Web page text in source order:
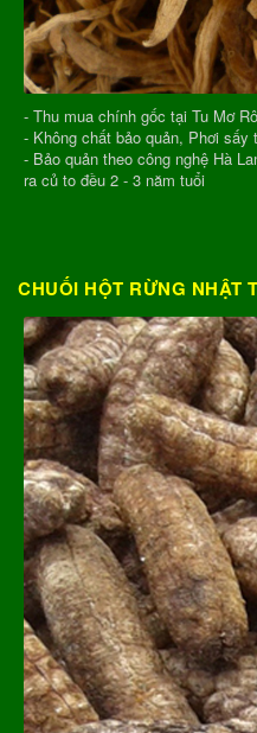
- Thu mua chính gốc tại Tu Mơ
- Không chất bảo quản, Phơi
- Bảo quản theo công nghệ Hà
ra củ to đều 2 - 3 năm tuổi
CHUỐI HỘT RỪNG NHẬT